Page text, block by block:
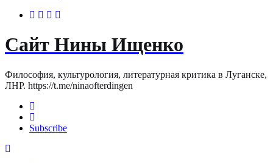
Сайт Нины Ищенко
Философия, культурология, литературная критика в Луганске,
ЛНР. https://t.me/ninaofterdingen
Subscribe